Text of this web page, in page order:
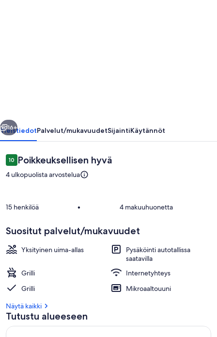
Ulkoruokailutilat
Seuraava
16+
YleistiedotPalvelut/mukavuudetSijaintiKäytännöt
Arvostelut
1010 kautta 10.
Poikkeuksellisen hyvä
4 ulkopuolista arvostelua
15 henkilöä • 4 makuuhuonetta
Suositut palvelut/mukavuudet
Yksityinen uima-allas
Pysäköinti autotallissa
saatavilla
Grilli
Internetyhteys
Grilli
Mikroaaltouuni
Näytä kaikki
Tutustu alueeseen